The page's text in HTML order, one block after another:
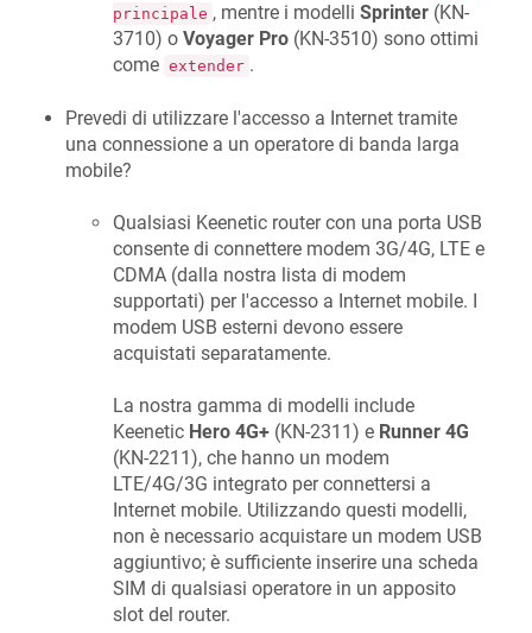
principale , mentre i modelli Sprinter (KN-
3710) o Voyager Pro (KN-3510) sono ottimi
come extender .
Prevedi di utilizzare l'accesso a Internet tramite
una connessione a un operatore di banda larga
mobile?
Qualsiasi Keenetic router con una porta USB
consente di connettere modem 3G/4G, LTE e
CDMA (dalla nostra lista di modem
supportati) per l'accesso a Internet mobile. I
modem USB esterni devono essere
acquistati separatamente.
La nostra gamma di modelli include
Keenetic Hero 4G+ (KN-2311) e Runner 4G
(KN-2211), che hanno un modem
LTE/4G/3G integrato per connettersi a
Internet mobile. Utilizzando questi modelli,
non è necessario acquistare un modem USB
aggiuntivo; è sufficiente inserire una scheda
SIM di qualsiasi operatore in un apposito
slot del router.